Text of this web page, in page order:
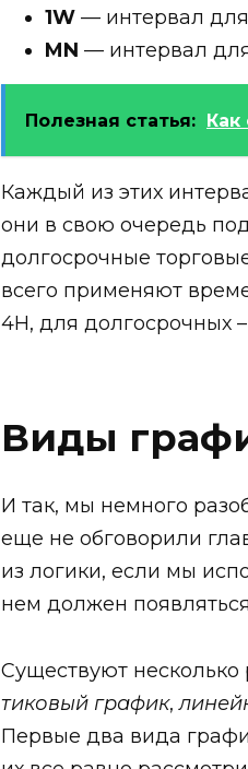
1W — интервал
MN — интервал
Полезная статья: Как
Каждый из этих
они в свою очередь
долгосрочные
всего применяют
4H, для долгосрочных
Виды
И так, мы немного
еще не обговорили
из логики, если мы
нем должен
Существуют
тиковый график,
Первые два вида